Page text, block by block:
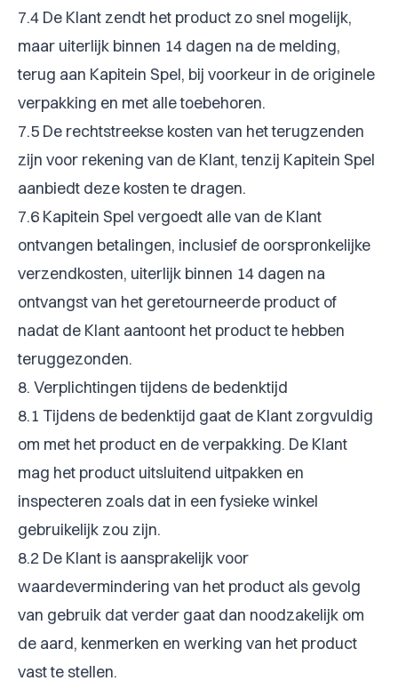
7.4 De Klant zendt het product zo snel mogelijk,
maar uiterlijk binnen 14 dagen na de melding,
terug aan Kapitein Spel, bij voorkeur in de originele
verpakking en met alle toebehoren.
7.5 De rechtstreekse kosten van het terugzenden
zijn voor rekening van de Klant, tenzij Kapitein Spel
aanbiedt deze kosten te dragen.
7.6 Kapitein Spel vergoedt alle van de Klant
ontvangen betalingen, inclusief de oorspronkelijke
verzendkosten, uiterlijk binnen 14 dagen na
ontvangst van het geretourneerde product of
nadat de Klant aantoont het product te hebben
teruggezonden.
8. Verplichtingen tijdens de bedenktijd
8.1 Tijdens de bedenktijd gaat de Klant zorgvuldig
om met het product en de verpakking. De Klant
mag het product uitsluitend uitpakken en
inspecteren zoals dat in een fysieke winkel
gebruikelijk zou zijn.
8.2 De Klant is aansprakelijk voor
waardevermindering van het product als gevolg
van gebruik dat verder gaat dan noodzakelijk om
de aard, kenmerken en werking van het product
vast te stellen.